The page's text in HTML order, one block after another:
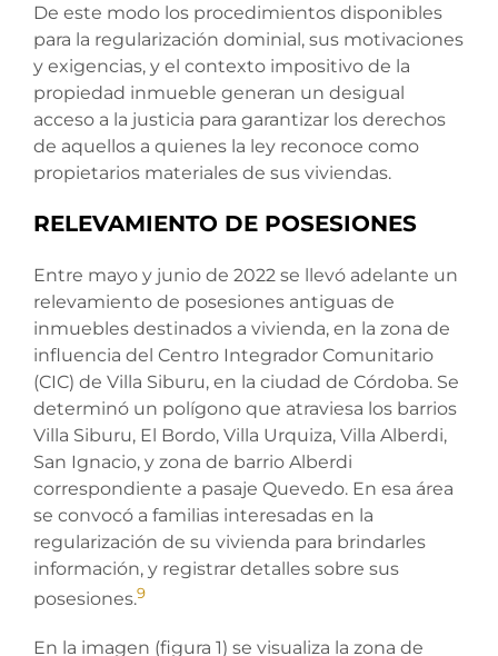
De este modo los procedimientos disponibles
para la regularización dominial, sus motivaciones
y exigencias, y el contexto impositivo de la
propiedad inmueble generan un desigual
acceso a la justicia para garantizar los derechos
de aquellos a quienes la ley reconoce como
propietarios materiales de sus viviendas.
RELEVAMIENTO DE POSESIONES
Entre mayo y junio de 2022 se llevó adelante un
relevamiento de posesiones antiguas de
inmuebles destinados a vivienda, en la zona de
influencia del Centro Integrador Comunitario
(CIC) de Villa Siburu, en la ciudad de Córdoba. Se
determinó un polígono que atraviesa los barrios
Villa Siburu, El Bordo, Villa Urquiza, Villa Alberdi,
San Ignacio, y zona de barrio Alberdi
correspondiente a pasaje Quevedo. En esa área
se convocó a familias interesadas en la
regularización de su vivienda para brindarles
información, y registrar detalles sobre sus
posesiones.9
En la imagen (figura 1) se visualiza la zona de